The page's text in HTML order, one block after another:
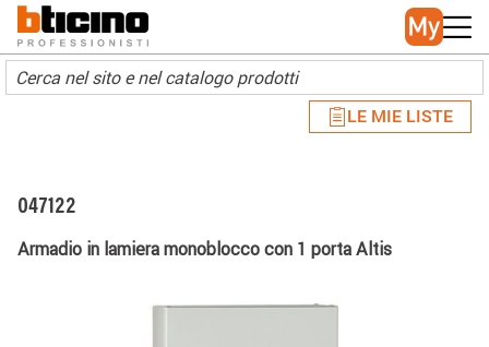
Skip to main content
Main navigation
LE MIE LISTE
047122
Armadio in lamiera monoblocco con 1 porta Altis